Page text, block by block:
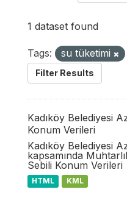
1 dataset found
Tags: su tüketimi
Filter Results
Kadıköy Belediyesi
Konum Verileri
Kadıköy Belediyesi
kapsamında
Sebili Konum Verileri
HTML KML